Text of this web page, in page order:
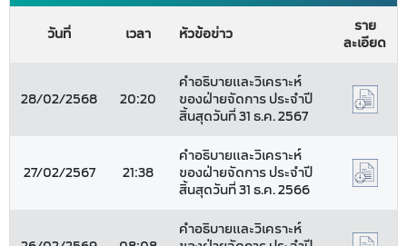
วันที่ เวลา หัวข้อข่าว
ราย
ละเอียด
28/02/2568 20:20
คำอธิบายและวิเคราะห์
ของฝ่ายจัดการ ประจำปี
สิ้นสุดวันที่ 31 ธ.ค. 2567
27/02/2567 21:38
คำอธิบายและวิเคราะห์
ของฝ่ายจัดการ ประจำปี
สิ้นสุดวันที่ 31 ธ.ค. 2566
คำอธิบายและวิเคราะห์